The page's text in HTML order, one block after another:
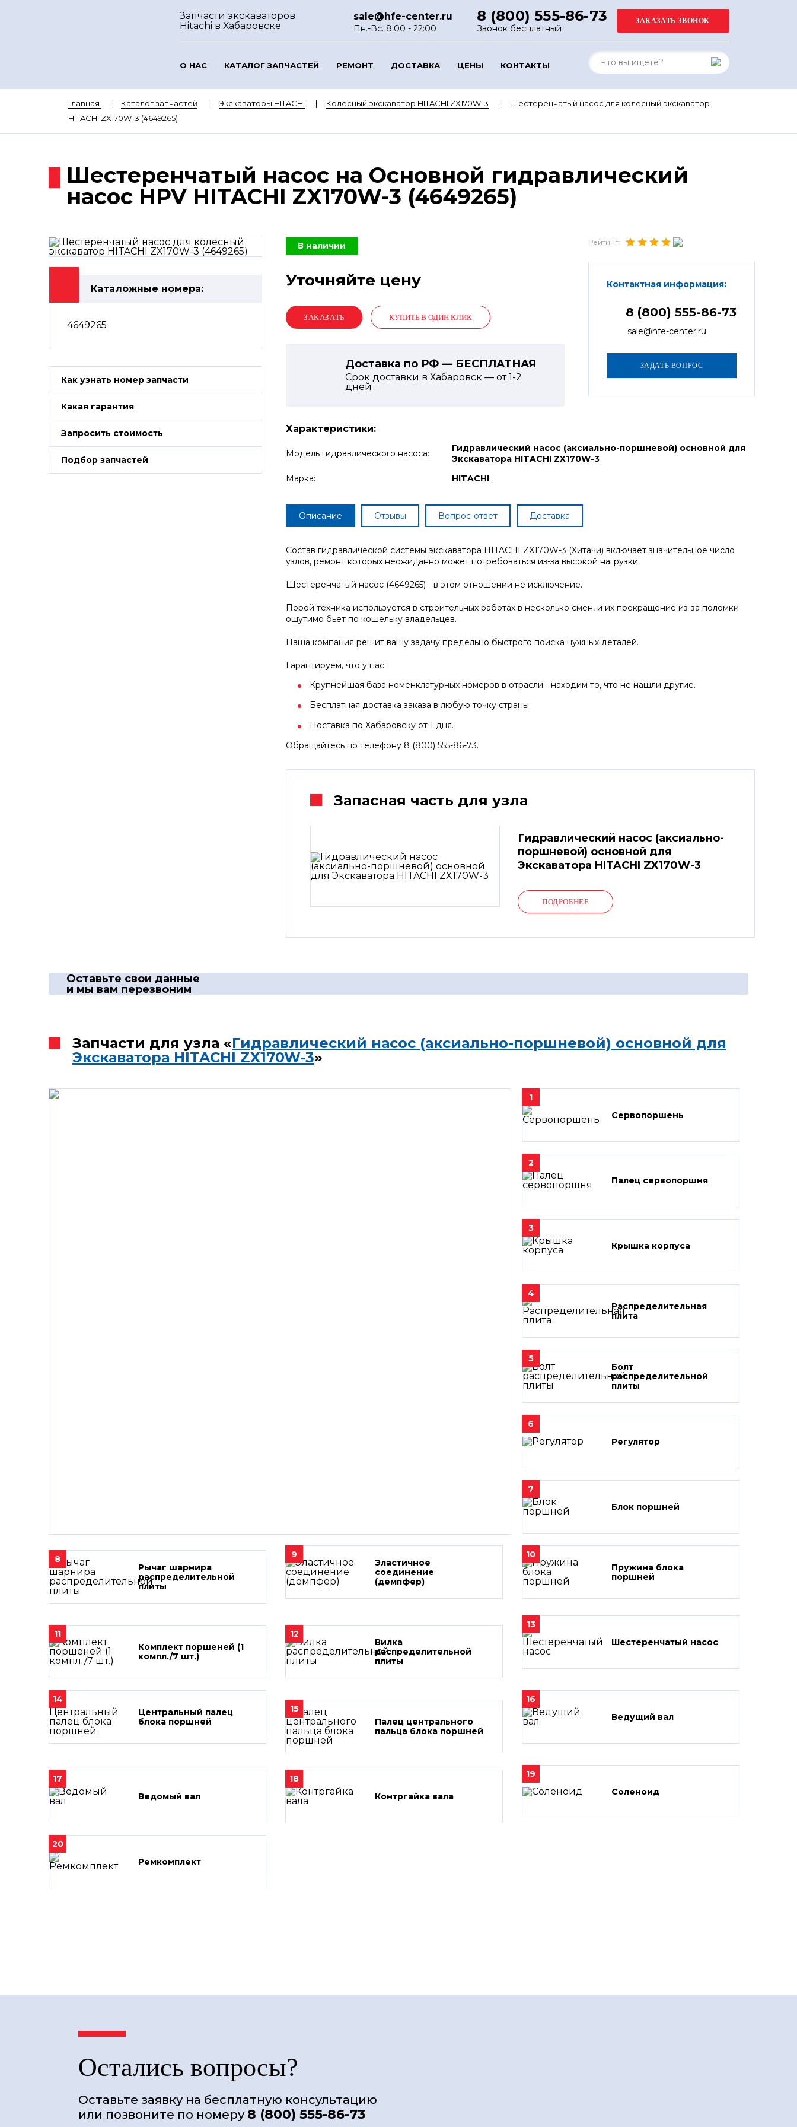
Запчасти экскаваторов
Hitachi в Хабаровске
sale@hfe-center.ru
Пн.-Вс. 8:00 - 22:00
8 (800) 555-86-73
Звонок бесплатный
О НАС КАТАЛОГ ЗАПЧАСТЕЙ РЕМОНТ ДОСТАВКА ЦЕНЫ КОНТАКТЫ
Главная Каталог запчастей Экскаваторы HITACHI Колесный экскаватор HITACHI ZX170W-3
Шестеренчатый насос для колесный экскаватор
HITACHI ZX170W-3 (4649265)
Шестеренчатый насос на Основной гидравлический
насос HPV HITACHI ZX170W-3 (4649265)
Каталожные номера:
4649265
Как узнать номер запчасти
Какая гарантия
Запросить стоимость
Подбор запчастей
В наличии
Уточняйте цену
КУПИТЬ В ОДИН КЛИК
Доставка по РФ — БЕСПЛАТНАЯ
Срок доставки в Хабаровск — от1-2
дней
Рейтинг:
Контактная информация:
8 (800) 555-86-73
sale@hfe-center.ru
Характеристики:
Модель гидравлического насоса:
Гидравлический насос (аксиально-поршневой) основной для
Экскаватора HITACHI ZX170W-3
Марка:
HITACHI
Описание Отзывы Вопрос-ответ Доставка
Состав гидравлической системы экскаватора HITACHI ZX170W-3 (Хитачи) включает значительное число
узлов, ремонт которых неожиданно может потребоваться из-за высокой нагрузки.
Шестеренчатый насос (4649265) - в этом отношении не исключение.
Порой техника используется в строительных работах в несколько смен, и их прекращение из-за поломки
ощутимо бьет по кошельку владельцев.
Наша компания решит вашу задачу предельно быстрого поиска нужных деталей.
Гарантируем, что у нас:
Крупнейшая база номенклатурных номеров в отрасли - находим то, что не нашли другие.
Бесплатная доставка заказа в любую точку страны.
Поставка по Хабаровску от 1 дня.
Обращайтесь по телефону 8 (800) 555-86-73.
Запасная часть для узла
Гидравлический насос (аксиально-
поршневой) основной для
Экскаватора HITACHI ZX170W-3
ПОДРОБНЕЕ
Оставьте свои данные
и мы вам перезвоним
Запчасти для узла «Гидравлический насос (аксиально-поршневой) основной для
Экскаватора HITACHI ZX170W-3»
1
Сервопоршень
2
Палец сервопоршня
3
Крышка корпуса
4
Распределительная
плита
5
Болт
распределительной
плиты
6
Регулятор
7
Блок поршней
8
Рычаг шарнира
распределительной
плиты
9
Эластичное
соединение
(демпфер)
10
Пружина блока
поршней
11
Комплект поршеней (1
компл./7 шт.)
12
Вилка
распределительной
плиты
13
Шестеренчатый насос
14
Центральный палец
блока поршней
15
Палец центрального
пальца блока поршней
16
Ведущий вал
17
Ведомый вал
18
Контргайка вала
19
Соленоид
20
Ремкомплект
Остались вопросы?
Оставьте заявку на бесплатную консультацию
или позвоните по номеру 8 (800) 555-86-73